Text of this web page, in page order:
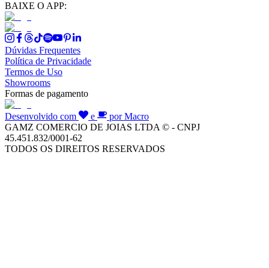
BAIXE O APP:
Dúvidas Frequentes
Política de Privacidade
Termos de Uso
Showrooms
Formas de pagamento
Desenvolvido com e
por Macro
GAMZ COMERCIO DE JOIAS LTDA © - CNPJ
45.451.832/0001-62
TODOS OS DIREITOS RESERVADOS